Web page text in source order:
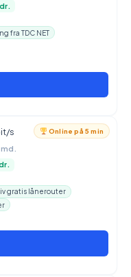
fra TDC NET
Online på 5 min
s
gratis lånerouter